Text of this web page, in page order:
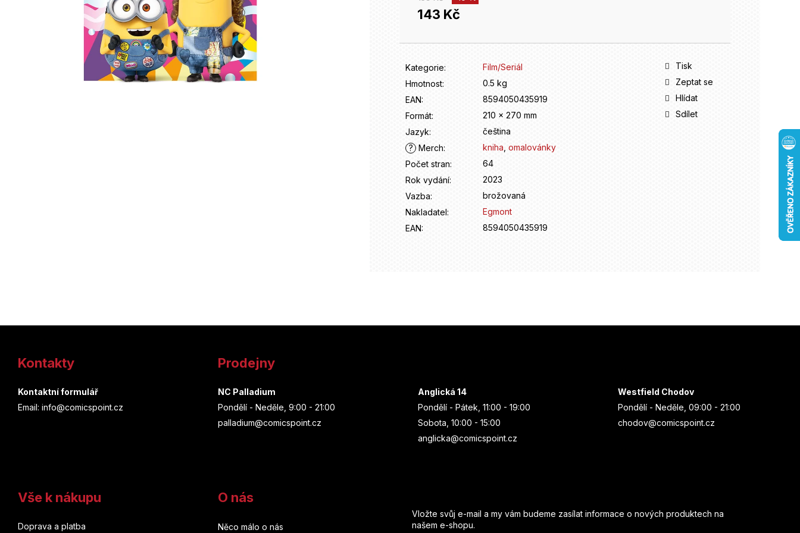
143 Kč
Měrná
Kategorie:
Film/Seriál
Hmotnost:
0.5 kg
EAN:
8594050435919
Formát:
210 x 270 mm
Jazyk:
čeština
? Merch: kniha ,omalovánky
Počet stran:
64
Rok vydání:
2023
Vazba:
brožovaná
Nakladatel:
Egmont
EAN: 8594050435919
Tisk
Zeptat se
Hlídat
Sdílet
Kontakty
Kontaktní formulář
Email: info@comicspoint.cz
Prodejny
NC Palladium
Pondělí - Neděle, 9:00 - 21:00
palladium@comicspoint.cz
Anglická 14
Pondělí - Pátek, 11:00 - 19:00
Sobota, 10:00 - 15:00
anglicka@comicspoint.cz
Westfield Chodov
Pondělí - Neděle, 09:00 - 21:00
chodov@comicspoint.cz
Vše k nákupu
Doprava a platba
O nás
Něco málo o nás
Vložte svůj e-mail a my vám budeme zasílat informace o nových produktech na
našem e-shopu.